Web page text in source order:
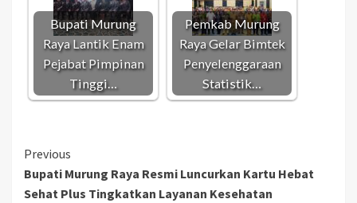
Bupati Murung
Raya Lantik Enam
Pejabat Pimpinan
Tinggi…
Pemkab Murung
Raya Gelar Bimtek
Penyelenggaraan
Statistik…
Continue
Reading
Previous
Bupati Murung Raya Resmi Luncurkan Kartu Hebat
Sehat Plus Tingkatkan Layanan Kesehatan